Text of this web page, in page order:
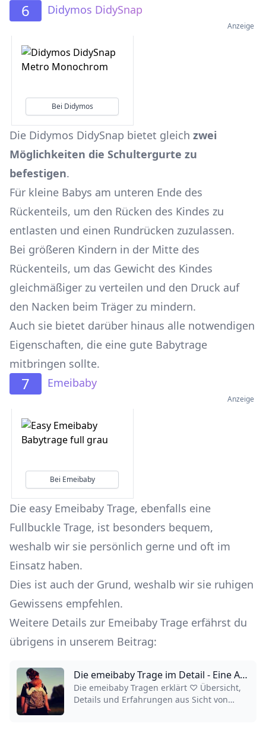
6 Didymos DidySnap
Anzeige
Bei Didymos
Die Didymos DidySnap bietet gleich zwei
Möglichkeiten die Schultergurte zu
befestigen.
Für kleine Babys am unteren Ende des
Rückenteils, um den Rücken des Kindes zu
entlasten und einen Rundrücken zuzulassen.
Bei größeren Kindern in der Mitte des
Rückenteils, um das Gewicht des Kindes
gleichmäßiger zu verteilen und den Druck auf
den Nacken beim Träger zu mindern.
Auch sie bietet darüber hinaus alle notwendigen
Eigenschaften, die eine gute Babytrage
mitbringen sollte.
7 Emeibaby
Anzeige
Bei Emeibaby
Die easy Emeibaby Trage, ebenfalls eine
Fullbuckle Trage, ist besonders bequem,
weshalb wir sie persönlich gerne und oft im
Einsatz haben.
Dies ist auch der Grund, weshalb wir sie ruhigen
Gewissens empfehlen.
Weitere Details zur Emeibaby Trage erfährst du
übrigens in unserem Beitrag:
Die emeibaby Trage im Detail - Eine Ansage in Sachen Bequemlichkeit
Die emeibaby Tragen erklärt ♡ Übersicht,
Details und Erfahrungen aus Sicht von